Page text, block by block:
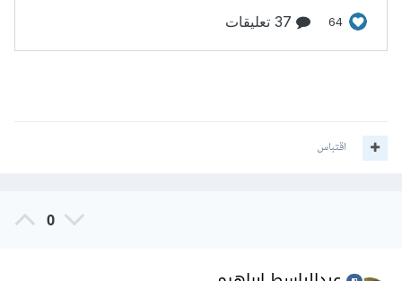
اقتباس
0